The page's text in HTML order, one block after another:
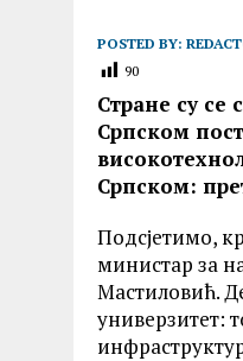
POSTED BY:
90
Стране су се
Српском
Српском:
Подсјетимо,
министар за
Мастиловић.
универзитет: